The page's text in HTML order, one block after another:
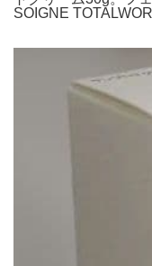
SOIGNE